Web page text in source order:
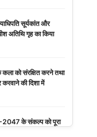
सूर्यकांत और
अतिथि गृह का किया
कला को संरक्षित करने तथा
की दिशा में
2047 के संकल्प को पूरा